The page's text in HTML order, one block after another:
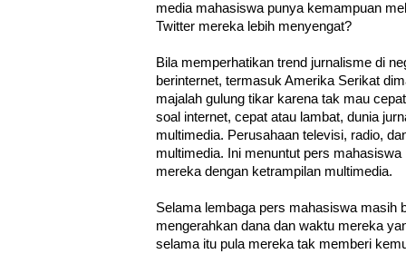
media mahasiswa punya kemampuan
Twitter mereka lebih menyengat?
Bila memperhatikan trend jurnalisme di
berinternet, termasuk Amerika Serikat
majalah gulung tikar karena tak mau
soal internet, cepat atau lambat, dunia
multimedia. Perusahaan televisi, radio,
multimedia. Ini menuntut pers
mereka dengan ketrampilan multimedia.
Selama lembaga pers mahasiswa masih
mengerahkan dana dan waktu mereka
selama itu pula mereka tak memberi